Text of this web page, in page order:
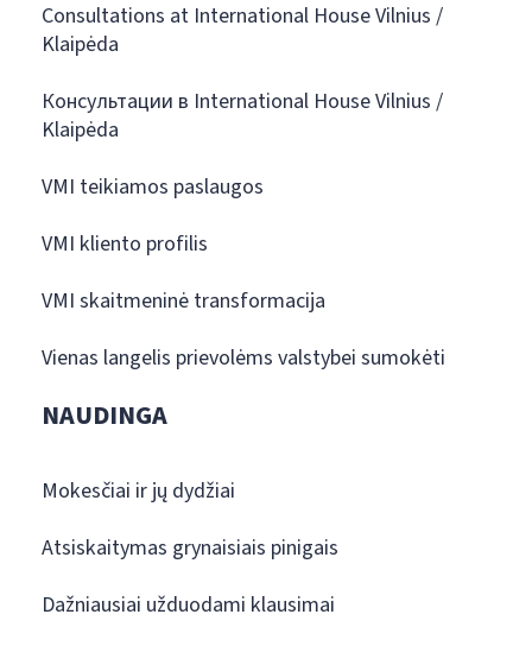
Consultations at International House Vilnius /
Klaipėda
Консультации в International House Vilnius /
Klaipėda
VMI teikiamos paslaugos
VMI kliento profilis
VMI skaitmeninė transformacija
Vienas langelis prievolėms valstybei sumokėti
NAUDINGA
Mokesčiai ir jų dydžiai
Atsiskaitymas grynaisiais pinigais
Dažniausiai užduodami klausimai